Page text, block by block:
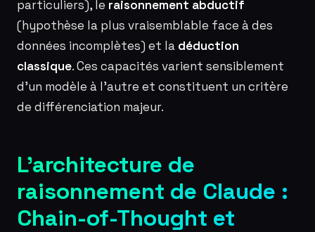
particuliers), le raisonnement abductif
(hypothèse la plus vraisemblable face à des
données incomplètes) et la déduction
classique. Ces capacités varient sensiblement
d’un modèle à l’autre et constituent un critère
de différenciation majeur.
L’architecture de
raisonnement de Claude :
Chain-of-Thought et